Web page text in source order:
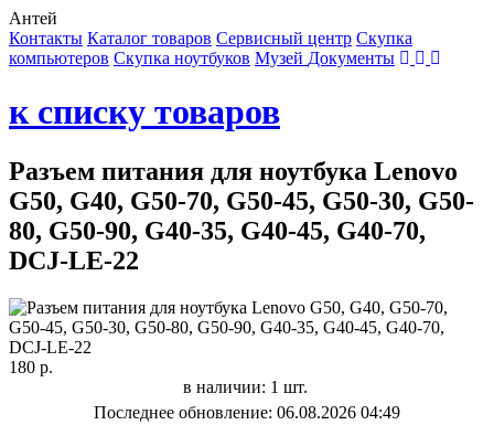
Антей
Контакты Каталог товаров Сервисный центр Cкупка
компьютеров Cкупка ноутбуков Музей Документы
к списку товаров
Разъем питания для ноутбука Lenovo
G50, G40, G50-70, G50-45, G50-30, G50-
80, G50-90, G40-35, G40-45, G40-70,
DCJ-LE-22
180 р.
в наличии: 1 шт.
Последнее обновление: 06.08.2026 04:49